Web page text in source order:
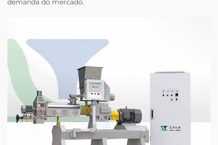
demanda do mercado.